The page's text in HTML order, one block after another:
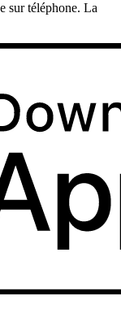
sur téléphone. La